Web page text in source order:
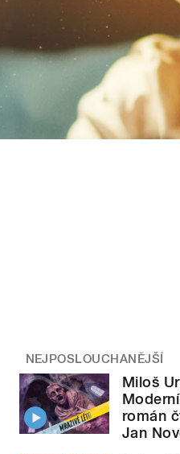
NEJPOSLOUCHANĚJŠÍ
Miloš
román
Jan